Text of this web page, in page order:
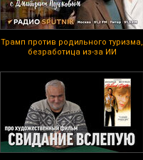
Трамп против родильного туризма,
безработица из-за ИИ